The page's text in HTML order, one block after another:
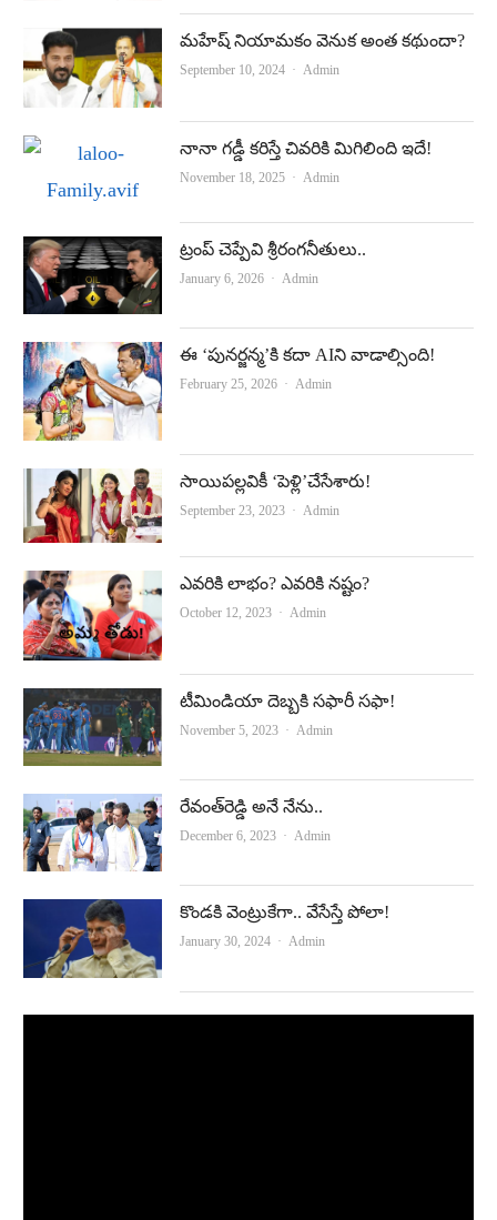
మహేష్‌ నియామకం వెనుక అంత కథుందా?
September 10, 2024 Author
Admin
నానా గడ్డీ కరిస్తే చివరికి మిగిలింది ఇదే!
November 18, 2025 Author
Admin
ట్రంప్‌ చెప్పేవి శ్రీరంగనీతులు..
January 6, 2026 Author
Admin
ఈ ‘పున‌ర్జ‌న్మ‌’కి క‌దా AIని వాడాల్సింది!
February 25, 2026 Author
Admin
సాయిపల్లవికీ ‘పెళ్లి’చేసేశారు!
September 23, 2023 Author
Admin
ఎవరికి లాభం? ఎవరికి నష్టం?
October 12, 2023 Author
Admin
టీమిండియా దెబ్బకి సఫారీ సఫా!
November 5, 2023 Author
Admin
రేవంత్‌రెడ్డి అనే నేను..
December 6, 2023 Author
Admin
కొండకి వెంట్రుకేగా.. వేసేస్తే పోలా!
January 30, 2024 Author
Admin